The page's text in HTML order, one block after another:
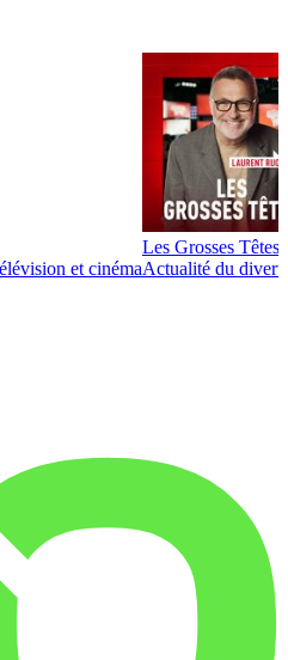
et cinéma
Les Grosses Têtes
Actualité du